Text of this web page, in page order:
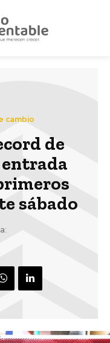
cambio
de
sábado